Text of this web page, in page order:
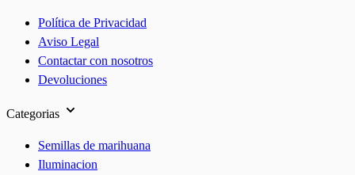
Política de Privacidad
Aviso Legal
Contactar con nosotros
Devoluciones
Categorias
Semillas de marihuana
Iluminacion